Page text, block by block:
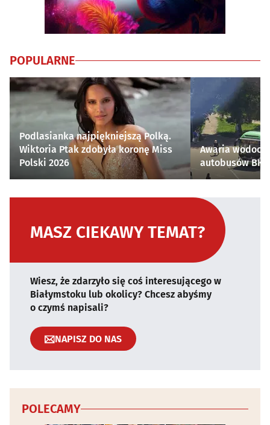
POPULARNE
Podlasianka najpiękniejszą Polką.
Wiktoria Ptak zdobyła koronę Miss
Polski 2026
Awaria
autobusów
MASZ CIEKAWY TEMAT?
Wiesz, że zdarzyło się coś interesującego w
Białymstoku lub okolicy? Chcesz abyśmy
o czymś napisali?
NAPISZ DO NAS
POLECAMY